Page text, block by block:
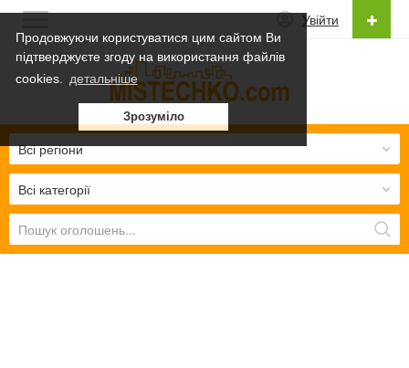
Продовжуючи користуватися цим сайтом Ви
підтверджуєте згоду на використання файлів
cookies.
детальніше
Зрозуміло
Увійти
Українська
Українська
Русский
Всі категорії
Всі регіони